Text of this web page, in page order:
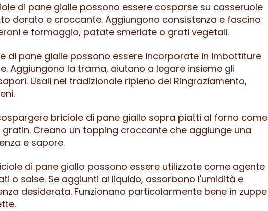
di pane gialle possono essere cosparse su casseruole
dorato e croccante. Aggiungono consistenza e fascino
e formaggio, patate smerlate o grati vegetali.
di pane gialle possono essere incorporate in imbottiture
Aggiungono la trama, aiutano a legare insieme gli
Usali nel tradizionale ripieno del Ringraziamento,
briciole di pane giallo sopra piatti al forno come
Creano un topping croccante che aggiunge una
e sapore.
di pane giallo possono essere utilizzate come agente
o salse. Se aggiunti al liquido, assorbono l'umidità e
desiderata. Funzionano particolarmente bene in zuppe